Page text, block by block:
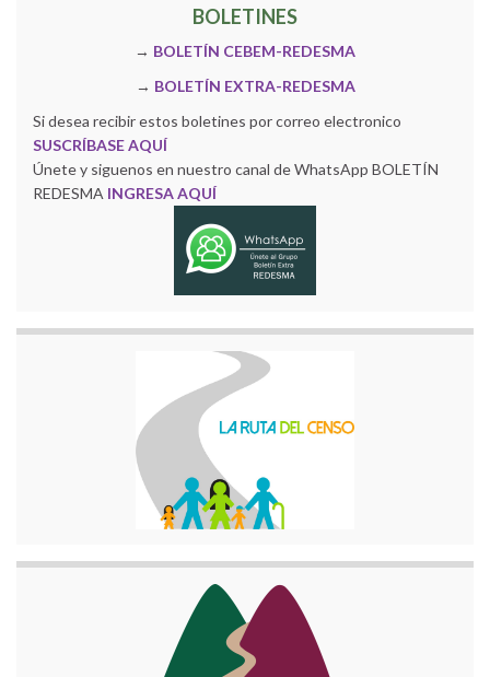
BOLETINES
→ BOLETÍN CEBEM-REDESMA
→ BOLETÍN EXTRA-REDESMA
Si desea recibir estos boletines por correo electronico
SUSCRÍBASE AQUÍ
Únete y siguenos en nuestro canal de WhatsApp BOLETÍN
REDESMA INGRESA AQUÍ